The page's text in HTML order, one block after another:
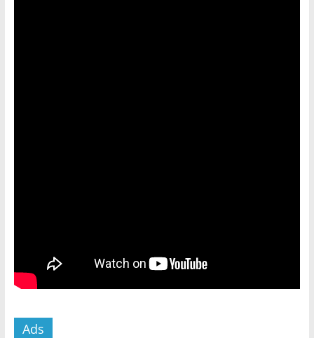
Ads